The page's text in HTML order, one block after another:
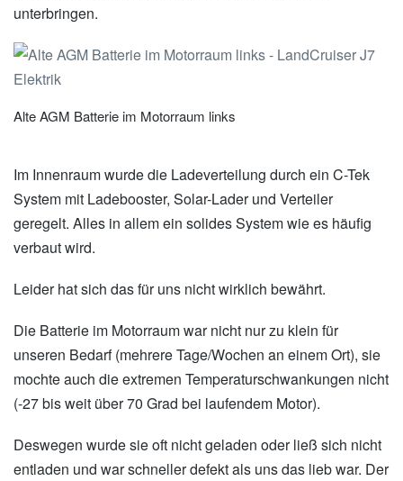
unterbringen.
Alte AGM Batterie im Motorraum links
Im Innenraum wurde die Ladeverteilung durch ein C-Tek
System mit Ladebooster, Solar-Lader und Verteiler
geregelt. Alles in allem ein solides System wie es häufig
verbaut wird.
Leider hat sich das für uns nicht wirklich bewährt.
Die Batterie im Motorraum war nicht nur zu klein für
unseren Bedarf (mehrere Tage/Wochen an einem Ort), sie
mochte auch die extremen Temperaturschwankungen nicht
(-27 bis weit über 70 Grad bei laufendem Motor).
Deswegen wurde sie oft nicht geladen oder ließ sich nicht
entladen und war schneller defekt als uns das lieb war. Der